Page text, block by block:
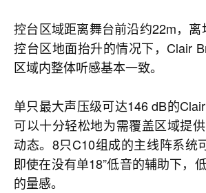
控台区域距离舞台前沿约22m，
控台区地面抬升的情况下，Clair
区域内整体听感基本一致。
单只最大声压级可达146 dB的Clair
可以十分轻松地为需覆盖区域提
动态。8只C10组成的主线阵系统
即使在没有单18”低音的辅助下，
的量感。